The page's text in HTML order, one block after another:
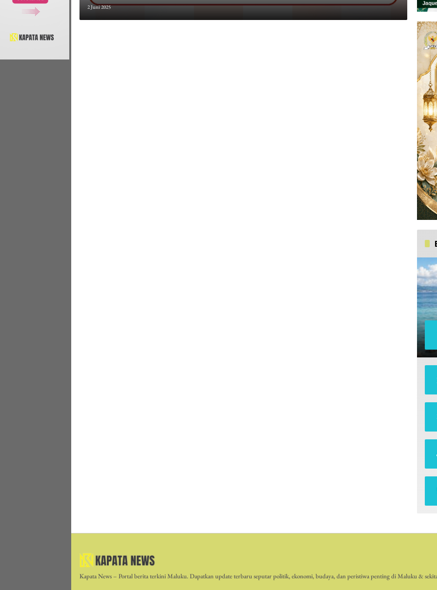
2 Juni 2025
Kapata News – Portal berita terkini Maluku. Dapatkan update terbaru seputar politik, ekonomi, budaya, dan peristiwa penting di Maluku &